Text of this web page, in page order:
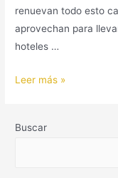
renuevan todo esto
aprovechan para
hoteles …
Leer más »
Buscar